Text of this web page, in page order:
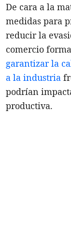
De cara a la
medidas para
reducir la
comercio
garantizar la
a la industria
podrían
productiva.